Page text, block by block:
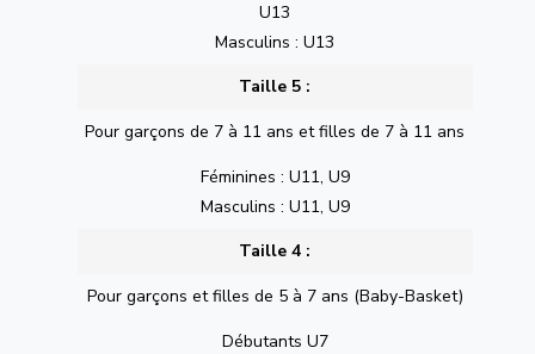
U13
Masculins : U13
Taille 5 :
Pour garçons de 7 à 11 ans et filles de 7 à 11 ans
Féminines : U11, U9
Masculins : U11, U9
Taille 4 :
Pour garçons et filles de 5 à 7 ans (Baby-Basket)
Débutants U7